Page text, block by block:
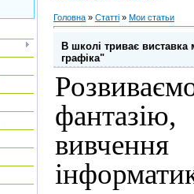
Головна » Статті » Мои статьи
В школі триває
графіка"